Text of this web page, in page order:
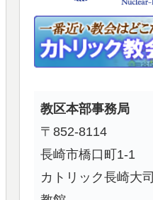
教区本部事務局
〒852-8114
長崎市橋口町1-1
カトリック長崎大司